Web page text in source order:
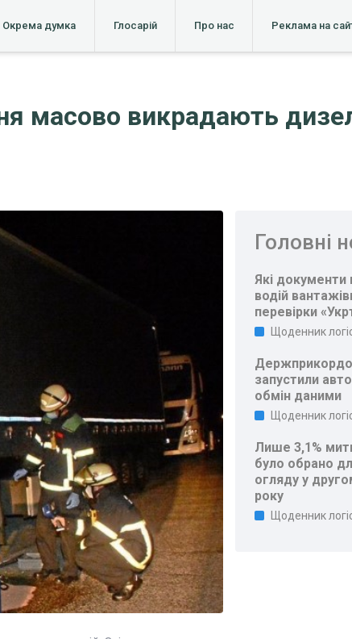
Окрема думка Глосарій Про нас Реклама на
масово викрадають
Головні
Які
водій
перевірки
Щоденник
запустили
обмін даними
Щоденник
Лише 3,1%
було обрано
огляду у
року
Щоденник